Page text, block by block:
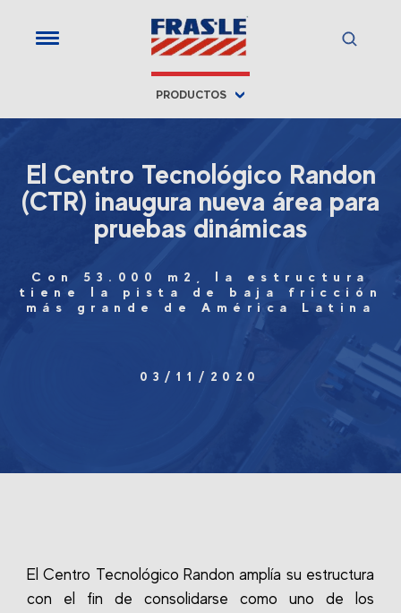
PRODUCTOS
El Centro Tecnológico Randon
(CTR) inaugura nueva área para
pruebas dinámicas
Con 53.000 m2, la estructura
tiene la pista de baja fricción
más grande de América Latina
03/11/2020
El Centro Tecnológico Randon amplía su estructura
con el fin de consolidarse como uno de los